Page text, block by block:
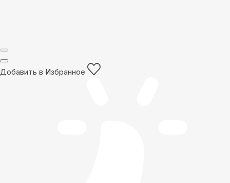
Добавить в Избранное